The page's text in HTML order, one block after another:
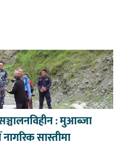
: मुआब्जा
सास्तीमा